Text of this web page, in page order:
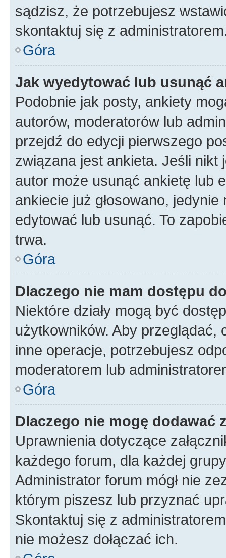
sądzisz, że potrzebujesz
skontaktuj się z
Góra
Jak wyedytować lub usunąć
Podobnie jak posty, ankiety
autorów, moderatorów lub
przejdź do edycji pierwszego
związana jest ankieta. Jeśli nikt
autor może usunąć ankietę lub
ankiecie już głosowano,
edytować lub usunąć. To
trwa.
Góra
Dlaczego nie mam dostępu
Niektóre działy mogą być
użytkowników. Aby
inne operacje, potrzebujesz
moderatorem lub
Góra
Dlaczego nie mogę dodawać
Uprawnienia dotyczące
każdego forum, dla każdej
Administrator forum mógł nie
którym piszesz lub przyznać
Skontaktuj się z
nie możesz dołączać ich.